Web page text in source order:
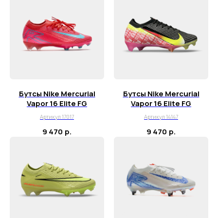
Бутсы Nike Mercurial
Vapor 16 Elite FG
Артикул 17017
9 470 р.
Бутсы Nike Mercurial
Vapor 16 Elite FG
Артикул 14147
9 470 р.
Контакты
О магазине
Telegram WhatsApp
Почта для вопросов и предложений
ИП Пиотровский Даниил Олегович